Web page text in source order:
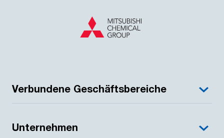
Verbundene Geschäftsbereiche
Unternehmen